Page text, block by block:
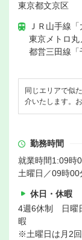
東京都文京区
ＪＲ山手線「
東京メトロ
都営三田線「
同じエリアで似
介いたします。
勤務時間
就業時間1:09時
土曜日／09時
休日・休暇
4週6休制 日
暇
※土曜日は月2